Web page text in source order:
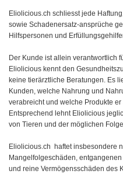
Eliolicious.ch schliesst jede
sowie Schadenersatz-ansprüche
Hilfspersonen und
Der Kunde ist allein verantwortlich
Eliolicious kennt den
keine tierärztliche Beratungen. Es
Kunden, welche Nahrung und
verabreicht und welche Produkte
Entsprechend lehnt Eliolicious
von Tieren und der möglichen
Eliolicious.ch haftet insbesondere
Mangelfolgeschäden,
und reine Vermögensschäden des